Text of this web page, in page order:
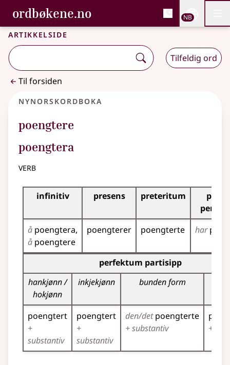
Gå til hovedinnhold
Tilgjengelighet
ordbøkene.no, Bokmålsordboka og
Bokmålsordboka og Nynorskordboka
NB
Artikkelside
Tilfeldig ord
Til forsiden
Nynorskordboka
poengtere
poengtera
verb
Bøyningstabell for dette verbet
infinitiv presens preteritum
å poengtera
å poengtere
poengterer poengterte har
Bøyningstabell for dette verbet (partisippformer)
perfektum partisipp
hankjønn /
hokjønn
inkjekjønn bunden form
poengtert
+
substantiv
poengtert
+
substantiv
den/detpoengterte
+ substantiv
+